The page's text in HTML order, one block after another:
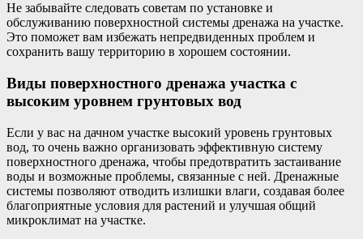
Не забывайте следовать советам по установке и
обслуживанию поверхностной системы дренажа на участке.
Это поможет вам избежать непредвиденных проблем и
сохранить вашу территорию в хорошем состоянии.
Виды поверхностного дренажа участка с
высоким уровнем грунтовых вод
Если у вас на дачном участке высокий уровень грунтовых
вод, то очень важно организовать эффективную систему
поверхностного дренажа, чтобы предотвратить застаивание
воды и возможные проблемы, связанные с ней. Дренажные
системы позволяют отводить излишки влаги, создавая более
благоприятные условия для растений и улучшая общий
микроклимат на участке.